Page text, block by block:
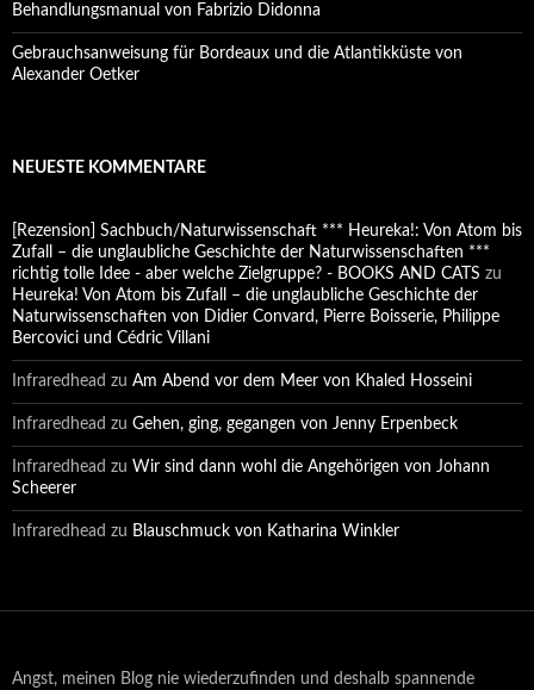
Behandlungsmanual von Fabrizio Didonna
Gebrauchsanweisung für Bordeaux und die Atlantikküste von
Alexander Oetker
NEUESTE KOMMENTARE
[Rezension] Sachbuch/Naturwissenschaft *** Heureka!: Von Atom bis
Zufall – die unglaubliche Geschichte der Naturwissenschaften ***
richtig tolle Idee - aber welche Zielgruppe? - BOOKS AND CATS zu
Heureka! Von Atom bis Zufall – die unglaubliche Geschichte der
Naturwissenschaften von Didier Convard, Pierre Boisserie, Philippe
Bercovici und Cédric Villani
Infraredhead zu Am Abend vor dem Meer von Khaled Hosseini
Infraredhead zu Gehen, ging, gegangen von Jenny Erpenbeck
Infraredhead zu Wir sind dann wohl die Angehörigen von Johann
Scheerer
Infraredhead zu Blauschmuck von Katharina Winkler
Angst, meinen Blog nie wiederzufinden und deshalb spannende